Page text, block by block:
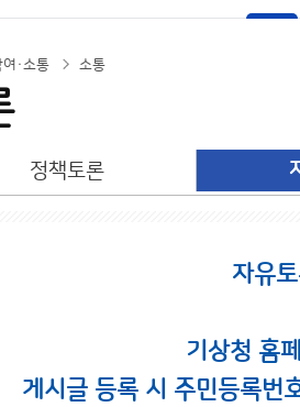
여·소통 소통
정책토론
자유
기상청 홈
게시글 등록 시 주민등록번